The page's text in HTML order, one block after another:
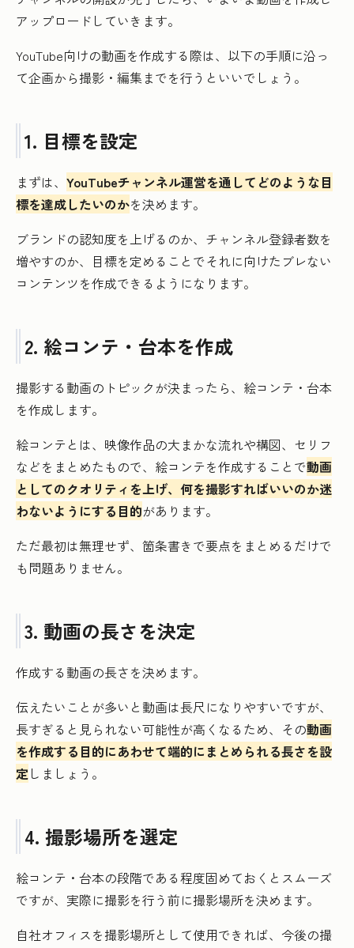
アップロードしていきます。
YouTube向けの動画を作成する際は、以下の手順に沿っ
て企画から撮影・編集までを行うといいでしょう。
1. 目標を設定
まずは、 YouTubeチャンネル運営を通してどのような目
標を達成したいのかを決めます。
ブランドの認知度を上げるのか、チャンネル登録者数を
増やすのか、目標を定めることでそれに向けたブレない
コンテンツを作成できるようになります。
2. 絵コンテ・台本を作成
撮影する動画のトピックが決まったら、絵コンテ・台本
を作成します。
絵コンテとは、映像作品の大まかな流れや構図、セリフ
などをまとめたもので、絵コンテを作成することで動画
としてのクオリティを上げ、何を撮影すればいいのか迷
わないようにする目的があります。
ただ最初は無理せず、箇条書きで要点をまとめるだけで
も問題ありません。
3. 動画の長さを決定
作成する動画の長さを決めます。
伝えたいことが多いと動画は長尺になりやすいですが、
長すぎると見られない可能性が高くなるため、その動画
を作成する目的にあわせて端的にまとめられる長さを設
定しましょう。
4. 撮影場所を選定
絵コンテ・台本の段階である程度固めておくとスムーズ
ですが、実際に撮影を行う前に撮影場所を決めます。
自社オフィスを撮影場所として使用できれば、今後の撮